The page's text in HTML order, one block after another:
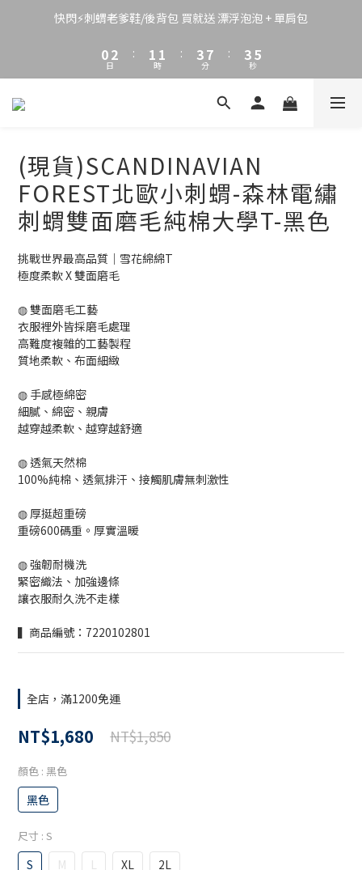
快閃⚡刺蝟老爹鞋/後背包 買就送 漂浮泡泡 + 單肩包
2
0
4
2
1
日
:
3
1
0
3
1
0
時
:
5
3
2
9
7
6
1
0
分
:
5
3
2
0
6
4
3
1
秒
(現貨)SCANDINAVIAN
FOREST北歐小刺蝟-森林電繡
刺蝟雙面磨毛純棉大學T-黑色
挑戰世界最高品質｜雪花綿綿T
極度柔軟 X 雙面磨毛
◍ 雙面磨毛工藝
衣服裡外皆採磨毛處理
高難度複雜的工藝製程
質地柔軟、布面細緻
◍ 手感極綿密
細膩、綿密、親膚
越穿越柔軟、越穿越舒適
◍ 透氣天然棉
100%純棉、透氣排汗、接觸肌膚無刺激性
◍ 厚挺超重磅
重磅600碼重。厚實溫暖
◍ 強韌耐機洗
緊密織法、加強邊條
讓衣服耐久洗不走樣
▍商品編號：7220102801
全店，滿1200免運
NT$1,680 NT$1,850
顏色 : 黑色
黑色
尺寸 : S
S M L XL 2L